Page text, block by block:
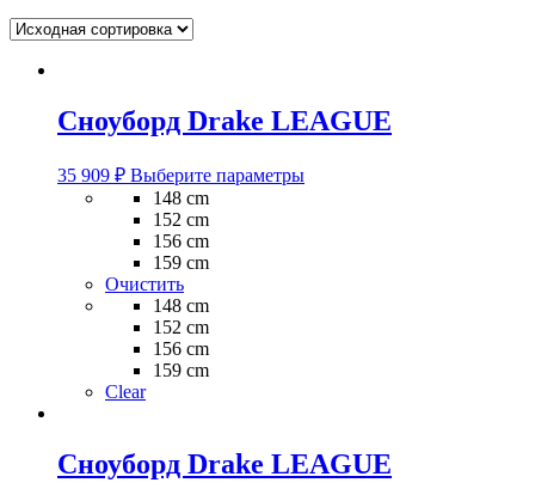
Сноуборд Drake LEAGUE
35 909 ₽ Выберите параметрыЭтот
148 cm
152 cm
156 cm
159 cm
Очистить
148 cm
152 cm
156 cm
159 cm
Clear
Сноуборд Drake LEAGUE